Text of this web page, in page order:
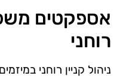
אספקטים
רוחני